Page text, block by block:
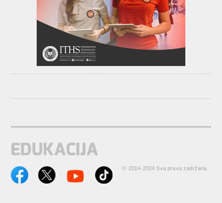
© 2014-2024 Sva prava zadržana.